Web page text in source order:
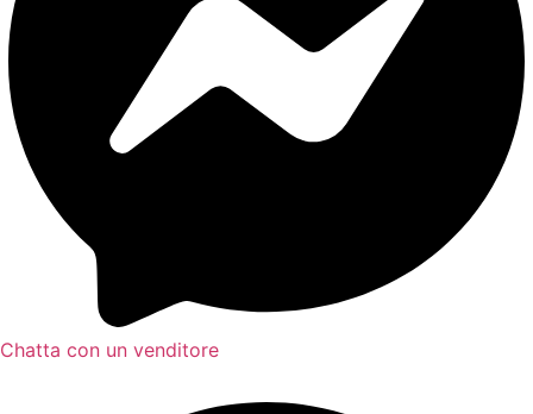
Chatta con un venditore